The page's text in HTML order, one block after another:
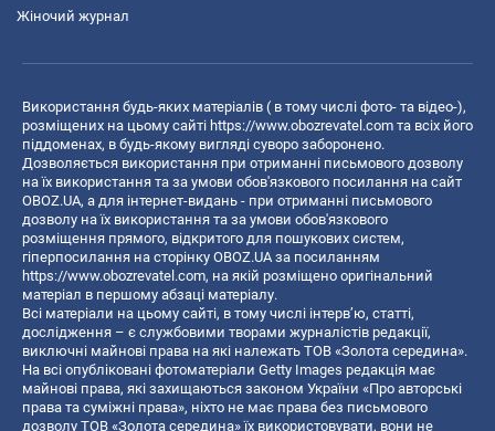
Жіночий журнал
Використання будь-яких матеріалів ( в тому числі фото- та відео-),
розміщених на цьому сайті https://www.obozrevatel.com та всіх його
піддоменах, в будь-якому вигляді суворо заборонено.
Дозволяється використання при отриманні письмового дозволу
на їх використання та за умови обов'язкового посилання на сайт
OBOZ.UA, а для інтернет-видань - при отриманні письмового
дозволу на їх використання та за умови обов'язкового
розміщення прямого, відкритого для пошукових систем,
гіперпосилання на сторінку OBOZ.UA за посиланням
https://www.obozrevatel.com, на якій розміщено оригінальний
матеріал в першому абзаці матеріалу.
Всі матеріали на цьому сайті, в тому числі інтерв’ю, статті,
дослідження – є службовими творами журналістів редакції,
виключні майнові права на які належать ТОВ «Золота середина».
На всі опубліковані фотоматеріали Getty Images редакція має
майнові права, які захищаються законом України «Про авторські
права та суміжні права», ніхто не має права без письмового
дозволу ТОВ «Золота середина» їх використовувати, вони не